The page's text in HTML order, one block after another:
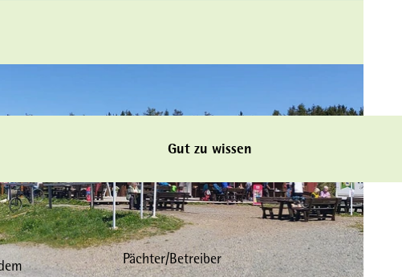
Gut zu wissen
Pächter/Betreiber